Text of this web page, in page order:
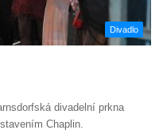
Divadlo
divadelní prkna
Chaplin.